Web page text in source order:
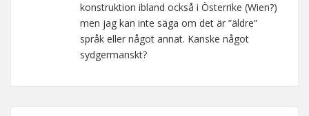
konstruktion ibland också i Österrike (Wien?)
men jag kan inte säga om det är ”äldre”
språk eller något annat. Kanske något
sydgermanskt?